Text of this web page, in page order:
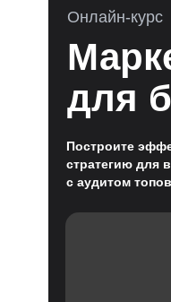
для
Онлайн-курс
Построите
стратегию для
с аудитом